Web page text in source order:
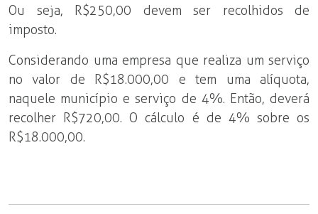
Ou seja, R$250,00 devem ser recolhidos de
imposto.
Considerando uma empresa que realiza um serviço
no valor de R$18.000,00 e tem uma alíquota,
naquele município e serviço de 4%. Então, deverá
recolher R$720,00. O cálculo é de 4% sobre os
R$18.000,00.